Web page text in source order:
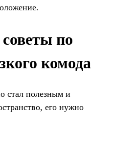
по
комода
стал полезным и
его нужно